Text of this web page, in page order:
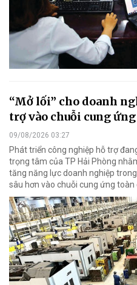
“Mở lối” cho doanh
trợ vào chuỗi cung
09/08/2026 03:27
Phát triển công nghiệp hỗ trợ
trọng tâm của TP Hải Phòng
tăng năng lực doanh nghiệp
sâu hơn vào chuỗi cung ứng toàn